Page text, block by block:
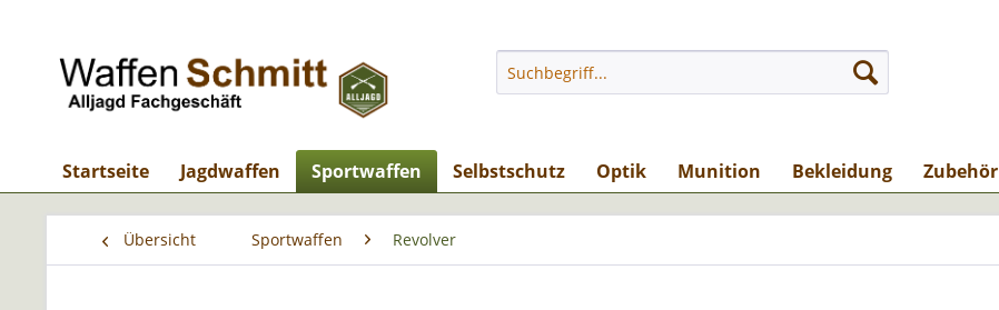
Startseite Jagdwaffen Sportwaffen Selbstschutz Optik Munition Bekleidung Zubehör
Übersicht Sportwaffen Revolver